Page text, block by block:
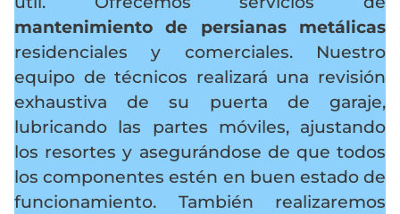
mantenimiento de persianas metálicas
residenciales y comerciales. Nuestro
equipo de técnicos realizará una revisión
exhaustiva de su puerta de garaje,
lubricando las partes móviles, ajustando
los resortes y asegurándose de que todos
los componentes estén en buen estado de
funcionamiento. También realizaremos